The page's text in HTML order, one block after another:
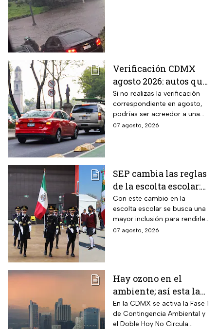
Verificación CDMX
agosto 2026: autos que
deben hacer el
trámite y posibles
multas
Si no realizas la verificación
correspondiente en agosto,
podrías ser acreedor a una
sanción económica
07 agosto, 2026
SEP cambia las reglas
de la escolta escolar:
¿cómo se elegirá a los
alumnos a partir de
ahora?
Con este cambio en la
escolta escolar se busca una
mayor inclusión para rendirle
honores a la bandera
07 agosto, 2026
Hay ozono en el
ambiente; así esta la
calidad del aire en
CDMX hoy
En la CDMX se activa la Fase 1
de Contingencia Ambiental y
el Doble Hoy No Circula